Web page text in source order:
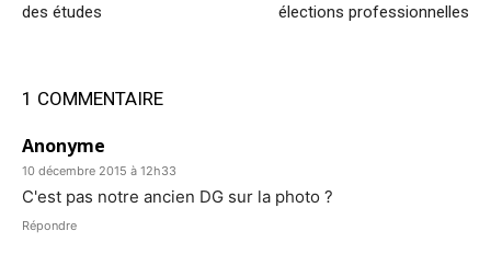
des études
élections professionnelles
1 COMMENTAIRE
Anonyme
10 décembre 2015 à 12h33
C'est pas notre ancien DG sur la photo ?
Répondre